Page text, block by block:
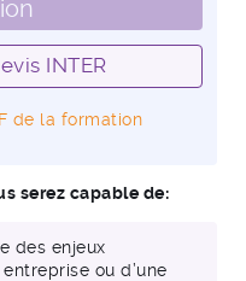
INTER
de la formation
serez capable de:
des enjeux
ou d’une